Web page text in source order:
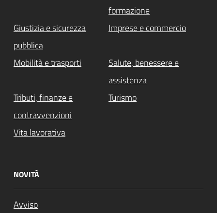
formazione
Giustizia e sicurezza
pubblica
Imprese e commercio
Mobilità e trasporti
Salute, benessere e
assistenza
Tributi, finanze e
contravvenzioni
Turismo
Vita lavorativa
NOVITÀ
Avviso